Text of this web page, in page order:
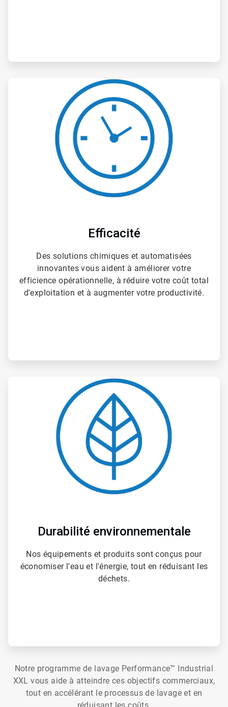
ArticleTile
de
4
Efficacité
Des solutions chimiques et automatisées
innovantes vous aident à améliorer votre
efficience opérationnelle, à réduire votre coût total
d'exploitation et à augmenter votre productivité.
ArticleTile
de
Durabilité environnementale
Nos équipements et produits sont conçus pour
économiser l'eau et l'énergie, tout en réduisant les
déchets.​​​​​​​
Notre programme de lavage Performance™ Industrial
XXL vous aide à atteindre ces objectifs commerciaux,
tout en accélérant le processus de lavage et en